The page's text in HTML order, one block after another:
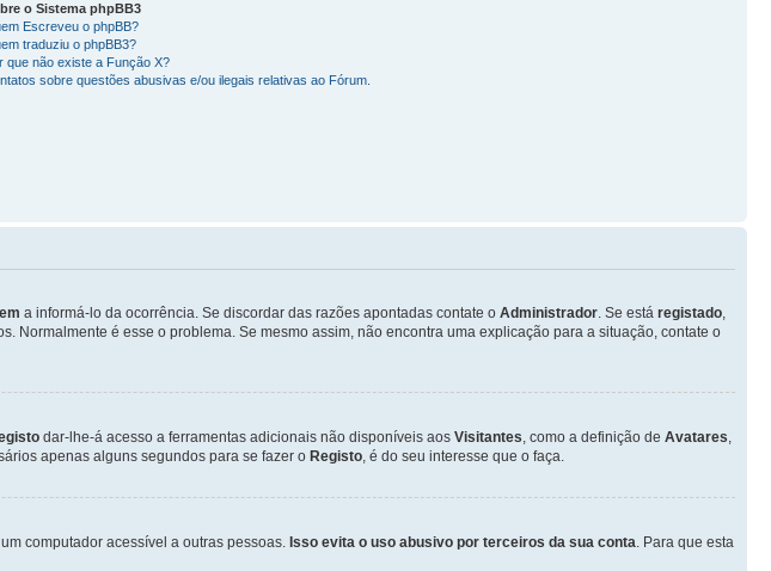
o Sistema phpBB3
Escreveu o phpBB?
traduziu o phpBB3?
que não existe a Função X?
sobre questões abusivas e/ou ilegais relativas ao Fórum.
a informá-lo da ocorrência. Se discordar das razões apontadas contate o Administrador. Se está registado,
Normalmente é esse o problema. Se mesmo assim, não encontra uma explicação para a situação, contate o
dar-lhe-á acesso a ferramentas adicionais não disponíveis aos Visitantes, como a definição de Avatares,
apenas alguns segundos para se fazer o Registo, é do seu interesse que o faça.
computador acessível a outras pessoas. Isso evita o uso abusivo por terceiros da sua conta. Para que esta